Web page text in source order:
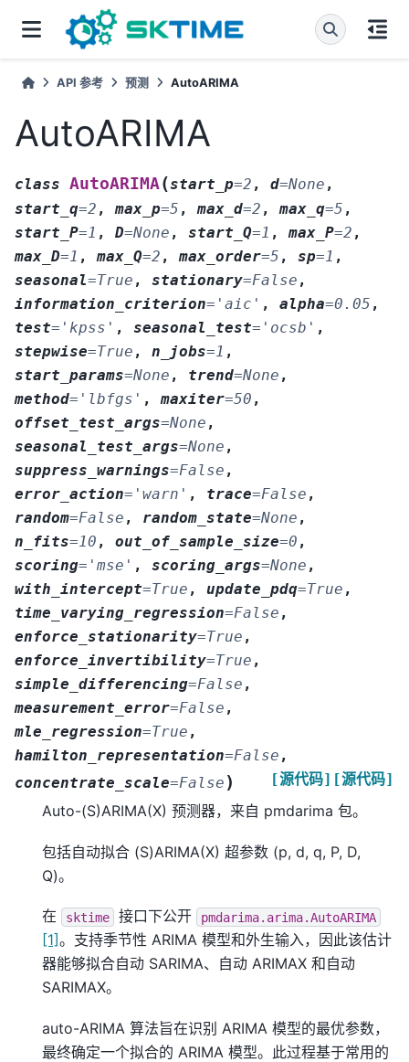
API 参考 预测 AutoARIMA
AutoARIMA
class AutoARIMA(start_p=2 , d=None ,
start_q=2 ,max_p=5 ,max_d=2 ,max_q=5 ,
start_P=1 , D=None , start_Q=1 ,max_P=2 ,
max_D=1 ,max_Q=2 ,max_order=5 , sp=1 ,
seasonal=True , stationary=False ,
information_criterion= 'aic' , alpha=0.05 ,
test= 'kpss' , seasonal_test= 'ocsb' ,
stepwise=True , n_jobs=1 ,
start_params=None , trend=None ,
method= 'lbfgs' ,maxiter=50 ,
offset_test_args=None ,
seasonal_test_args=None ,
suppress_warnings=False ,
error_action= 'warn' , trace=False ,
random=False , random_state=None ,
n_fits=10 , out_of_sample_size=0 ,
scoring= 'mse' , scoring_args=None ,
with_intercept=True , update_pdq=True ,
time_varying_regression=False ,
enforce_stationarity=True ,
enforce_invertibility=True ,
simple_differencing=False ,
measurement_error=False ,
mle_regression=True ,
hamilton_representation=False ,
concentrate_scale=False ) [源代码]
[源代码]
Auto-(S)ARIMA(X) 预测器，来自 pmdarima 包。
包括自动拟合 (S)ARIMA(X) 超参数 (p, d, q, P, D,
Q)。
在 sktime 接口下公开 pmdarima.arima.AutoARIMA
[1]。支持季节性 ARIMA 模型和外生输入，因此该估计
器能够拟合自动 SARIMA、自动 ARIMAX 和自动
SARIMAX。
auto-ARIMA 算法旨在识别 ARIMA 模型的最优参数，
最终确定一个拟合的 ARIMA 模型。此过程基于常用的